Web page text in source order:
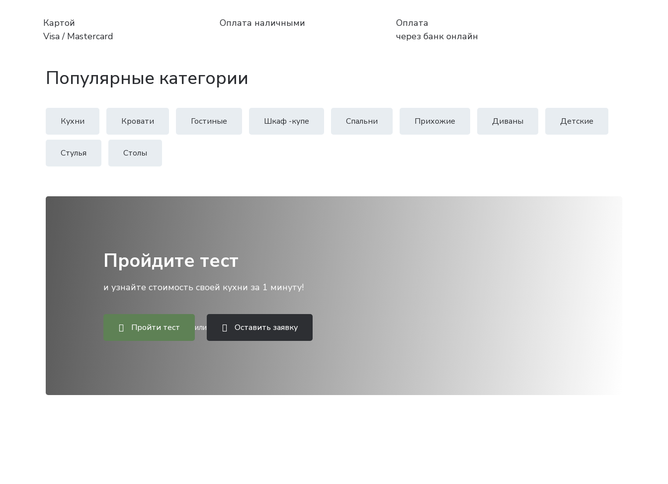
Картой
Visa / Mastercard
Оплата наличными
Оплата
через банк онлайн
Популярные категории
Кухни Кровати Гостиные Шкаф -купе Спальни Прихожие Диваны Детские
Стулья Столы
Пройдите тест
и узнайте стоимость своей кухни за 1 минуту!
Пройти тест или Оставить заявку